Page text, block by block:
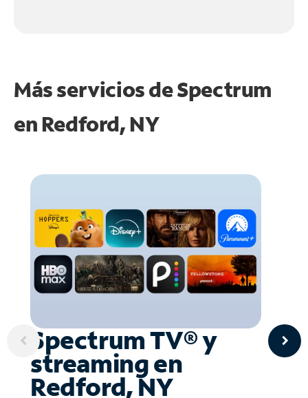
Más servicios de Spectrum
en Redford, NY
Spectrum TV® y
streaming en
Redford, NY